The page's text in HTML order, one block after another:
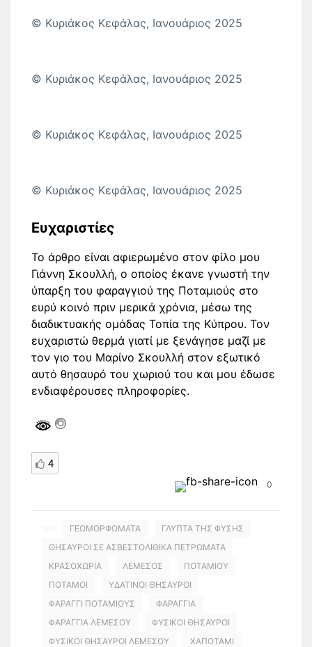
© Κυριάκος Κεφάλας, Ιανουάριος 2025
© Κυριάκος Κεφάλας, Ιανουάριος 2025
© Κυριάκος Κεφάλας, Ιανουάριος 2025
© Κυριάκος Κεφάλας, Ιανουάριος 2025
Ευχαριστίες
Το άρθρο είναι αφιερωμένο στον φίλο μου
Γιάννη Σκουλλή, ο οποίος έκανε γνωστή την
ύπαρξη του φαραγγιού της Ποταμιούς στο
ευρύ κοινό πριν μερικά χρόνια, μέσω της
διαδικτυακής ομάδας Τοπία της Κύπρου. Τον
ευχαριστώ θερμά γιατί με ξενάγησε μαζί με
τον γιο του Μαρίνο Σκουλλή στον εξωτικό
αυτό θησαυρό του χωριού του και μου έδωσε
ενδιαφέρουσες πληροφορίες.
4
0
ΓΕΩΜΟΡΦΩΜΑΤΑ
ΓΛΥΠΤΑ ΤΗΣ ΦΥΣΗΣ
ΘΗΣΑΥΡΟΙ ΣΕ ΑΣΒΕΣΤΟΛΙΘΙΚΑ ΠΕΤΡΩΜΑΤΑ
ΚΡΑΣΟΧΩΡΙΑ
ΛΕΜΕΣΟΣ
ΠΟΤΑΜΙΟΥ
ΠΟΤΑΜΟΙ
ΥΔΑΤΙΝΟΙ ΘΗΣΑΥΡΟΙ
ΦΑΡΑΓΓΙ ΠΟΤΑΜΙΟΥΣ
ΦΑΡΑΓΓΙΑ
ΦΑΡΑΓΓΙΑ ΛΕΜΕΣΟΥ
ΦΥΣΙΚΟΙ ΘΗΣΑΥΡΟΙ
ΦΥΣΙΚΟΙ ΘΗΣΑΥΡΟΙ ΛΕΜΕΣΟΥ
ΧΑΠΟΤΑΜΙ